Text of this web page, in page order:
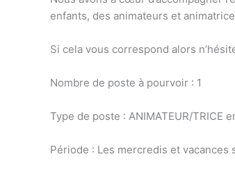
enfants, des animateurs et
Si cela vous correspond alors
Nombre de poste à pourvoir : 1
Type de poste : ANIMATEUR/TRICE
Période : Les mercredis et vacances